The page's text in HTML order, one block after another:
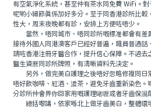
有空氣淨化系統，甚至仲有茶水同免費 WiFi。
呢啲小細節真係加好多分。至于同香港診所比
性大，周末夜晚都有診，安排上方便咗唔少。
當然，唔同城市、唔同診所嘅標准都會有差
接待外國人同港澳客戶已經好普遍，職員普通話
請咗香港注冊牙醫合作，提升信心保障。不過去
醫生資曆同診所牌照，有清晰資料先決定。
另外，做完美白護理之後唔好忽略修複同日
唔好飲咖啡、紅酒、濃茶，避免牙齒重新染色。
分診所仲會畀你回家用嘅護理啫喱或者牙齒保濕
總括嚟講，依家喺北上做牙齒美白，整體環